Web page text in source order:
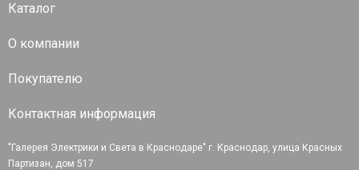
Каталог
О компании
Покупателю
Контактная информация
"Галерея Электрики и Света в Краснодаре" г. Краснодар, улица Красных
Партизан, дом 517